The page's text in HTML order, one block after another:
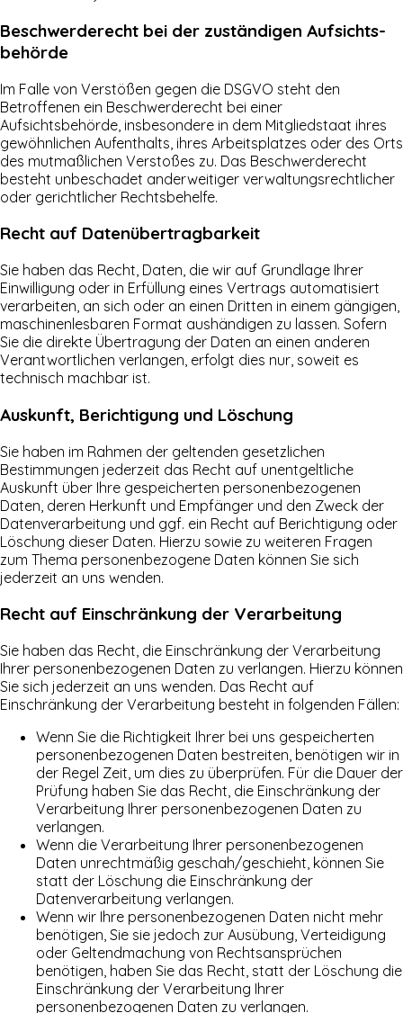
Beschwerde­recht bei der zuständigen Aufsichts­
behörde
Im Falle von Verstößen gegen die DSGVO steht den
Betroffenen ein Beschwerderecht bei einer
Aufsichtsbehörde, insbesondere in dem Mitgliedstaat ihres
gewöhnlichen Aufenthalts, ihres Arbeitsplatzes oder des Orts
des mutmaßlichen Verstoßes zu. Das Beschwerderecht
besteht unbeschadet anderweitiger verwaltungsrechtlicher
oder gerichtlicher Rechtsbehelfe.
Recht auf Daten­übertrag­barkeit
Sie haben das Recht, Daten, die wir auf Grundlage Ihrer
Einwilligung oder in Erfüllung eines Vertrags automatisiert
verarbeiten, an sich oder an einen Dritten in einem gängigen,
maschinenlesbaren Format aushändigen zu lassen. Sofern
Sie die direkte Übertragung der Daten an einen anderen
Verantwortlichen verlangen, erfolgt dies nur, soweit es
technisch machbar ist.
Auskunft, Berichtigung und Löschung
Sie haben im Rahmen der geltenden gesetzlichen
Bestimmungen jederzeit das Recht auf unentgeltliche
Auskunft über Ihre gespeicherten personenbezogenen
Daten, deren Herkunft und Empfänger und den Zweck der
Datenverarbeitung und ggf. ein Recht auf Berichtigung oder
Löschung dieser Daten. Hierzu sowie zu weiteren Fragen
zum Thema personenbezogene Daten können Sie sich
jederzeit an uns wenden.
Recht auf Einschränkung der Verarbeitung
Sie haben das Recht, die Einschränkung der Verarbeitung
Ihrer personenbezogenen Daten zu verlangen. Hierzu können
Sie sich jederzeit an uns wenden. Das Recht auf
Einschränkung der Verarbeitung besteht in folgenden Fällen:
Wenn Sie die Richtigkeit Ihrer bei uns gespeicherten
personenbezogenen Daten bestreiten, benötigen wir in
der Regel Zeit, um dies zu überprüfen. Für die Dauer der
Prüfung haben Sie das Recht, die Einschränkung der
Verarbeitung Ihrer personenbezogenen Daten zu
verlangen.
Wenn die Verarbeitung Ihrer personenbezogenen
Daten unrechtmäßig geschah/geschieht, können Sie
statt der Löschung die Einschränkung der
Datenverarbeitung verlangen.
Wenn wir Ihre personenbezogenen Daten nicht mehr
benötigen, Sie sie jedoch zur Ausübung, Verteidigung
oder Geltendmachung von Rechtsansprüchen
benötigen, haben Sie das Recht, statt der Löschung die
Einschränkung der Verarbeitung Ihrer
personenbezogenen Daten zu verlangen.